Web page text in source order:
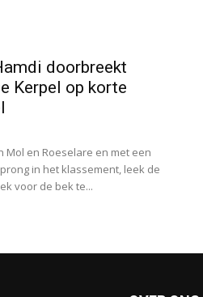
doorbreekt
Kerpel op korte
Mol en Roeselare en met een
in het klassement, leek de
voor de bek te...